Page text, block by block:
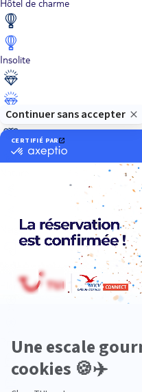
Hôtel de charme
Insolite
Luxe
Neige
Plongée
Premium